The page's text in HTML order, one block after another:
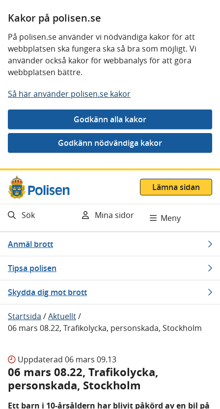
Kakor på polisen.se
På polisen.se använder vi nödvändiga kakor för att
webbplatsen ska fungera ska så bra som möjligt. Vi
använder också kakor för webbanalys för att göra
webbplatsen bättre.
Så här använder polisen.se kakor
Gå direkt till innehåll
Lämna sidan
Sök Mina sidor Meny
Anmäl brott
Tipsa polisen
Skydda dig mot brott
Startsida /Aktuellt/
06 mars 08.22, Trafikolycka, personskada, Stockholm
Uppdaterad 06 mars 09.13
06 mars 08.22, Trafikolycka,
personskada, Stockholm
Ett barn i 10-årsåldern har blivit påkörd av en bil på